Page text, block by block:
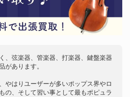
、弦楽器、管楽器、打楽器、鍵盤楽器
があります。
やはりユーザーが多いポップス界やロ
の、そして習い事として最もポピュラ